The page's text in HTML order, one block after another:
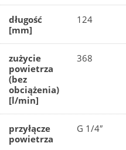
długość
[mm]
124
zużycie
powietrza
(bez
obciążenia)
[l/min]
368
przyłącze
powietrza
G 1/4″